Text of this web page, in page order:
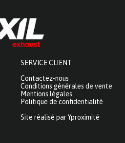
SERVICE CLIENT
Contactez-nous
Conditions générales de vente
Mentions légales
Politique de confidentialité
Site réalisé par Yproximité